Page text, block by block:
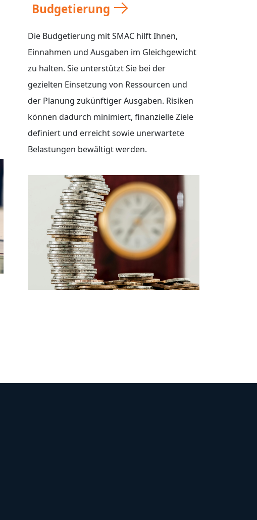
Budgetierung
Die Budgetierung mit SMAC hilft Ihnen,
Einnahmen und Ausgaben im Gleichgewicht
zu halten. Sie unterstützt Sie bei der
gezielten Einsetzung von Ressourcen und
der Planung zukünftiger Ausgaben. Risiken
können dadurch minimiert, finanzielle Ziele
definiert und erreicht sowie unerwartete
Belastungen bewältigt werden.